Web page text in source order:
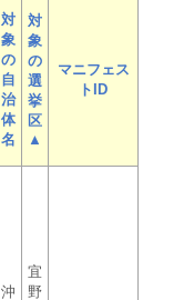
対
象
の
自
治
体
名
対
象
の
選
挙
区
▲
マニフェス
トID
沖
宜
野